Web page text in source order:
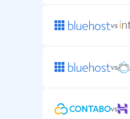
vs
vs
vs